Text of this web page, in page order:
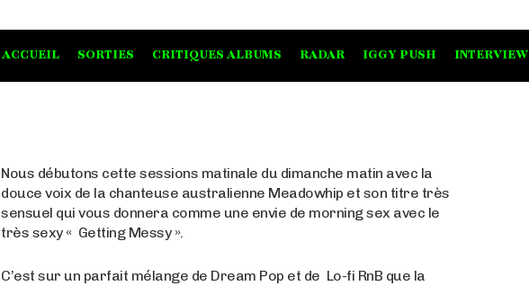
ACCUEIL SORTIES CRITIQUES ALBUMS RADAR IGGY PUSH INTERVIEW
Nous débutons cette sessions matinale du dimanche matin avec la
douce voix de la chanteuse australienne Meadowhip et son titre très
sensuel qui vous donnera comme une envie de morning sex avec le
très sexy « Getting Messy ».
C’est sur un parfait mélange de Dream Pop et de Lo-fi RnB que la